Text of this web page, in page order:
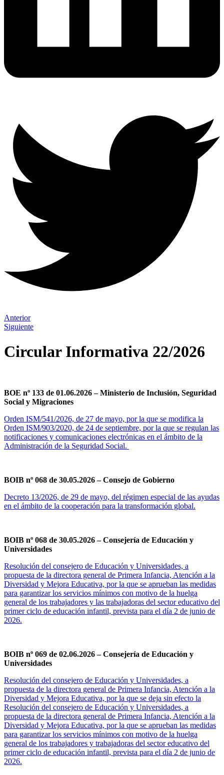
Anterior
Siguiente
Circular Informativa 22/2026
BOE nº 133 de 01.06.2026 – Ministerio de Inclusión, Seguridad
Social y Migraciones
Orden ISM/541/2026, de 27 de mayo, por la que se modifica la
Orden ISM/903/2020, de 24 de septiembre, por la que se regulan las
notificaciones y comunicaciones electrónicas en el ámbito de la
Administración de la Seguridad Social.
BOIB nº 068 de 30.05.2026 – Consejo de Gobierno
Decreto 13/2026, de 29 de mayo, del régimen especial de las ayudas
en el ámbito de la cooperación para la transformación global.
BOIB nº 068 de 30.05.2026 – Consejería de Educación y
Universidades
Resolución del consejero de Educación y Universidades, a
propuesta de la directora general de Primera Infancia, Atención a la
Diversidad y Mejora Educativa, por la que se aprueban las medidas
para garantizar los servicios mínimos con motivo de la huelga
general de los trabajadores y las trabajadoras del sector educativo del
primer ciclo de educación infantil, prevista para el día 2 de junio de
2026.
BOIB nº 069 de 02.06.2026 – Consejería de Educación y
Universidades
Resolución del consejero de Educación y Universidades, a
propuesta de la directora general de Primera Infancia, Atención a la
Diversidad y Mejora Educativa, por la que se deja sin efecto la
Resolución del consejero de Educación y Universidades, a
propuesta de la directora general de Primera Infancia, Atención a la
Diversidad y Mejora Educativa, por la que se aprueban las medidas
para garantizar los servicios mínimos con motivo de la huelga
general de los trabajadores y trabajadoras del sector educativo del
primer ciclo de educación infantil, prevista para el día 2 de junio de
2026.